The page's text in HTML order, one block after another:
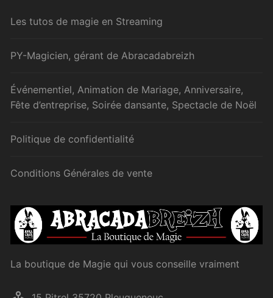
Les tutos de magie en Streaming
PY-Magicien, gérant de Abracadabreizh
Événementiel, Animation de Mariage, Anniversaire,
Fête d’entreprise, Soirée dansante, Spectacle de Noël
Politique de confidentialité
Conditions Générales de vente
La boutique de Magie qui vous conseille vraiment